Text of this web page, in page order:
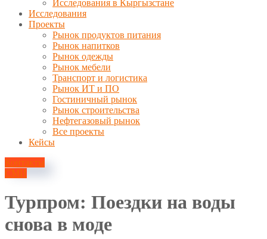
Исследования в Кыргызстане
Исследования
Проекты
Рынок продуктов питания
Рынок напитков
Рынок одежды
Рынок мебели
Транспорт и логистика
Рынок ИТ и ПО
Гостиничный рынок
Рынок строительства
Нефтегазовый рынок
Все проекты
Кейсы
Контакты
СМИ
Турпром: Поездки на воды
снова в моде